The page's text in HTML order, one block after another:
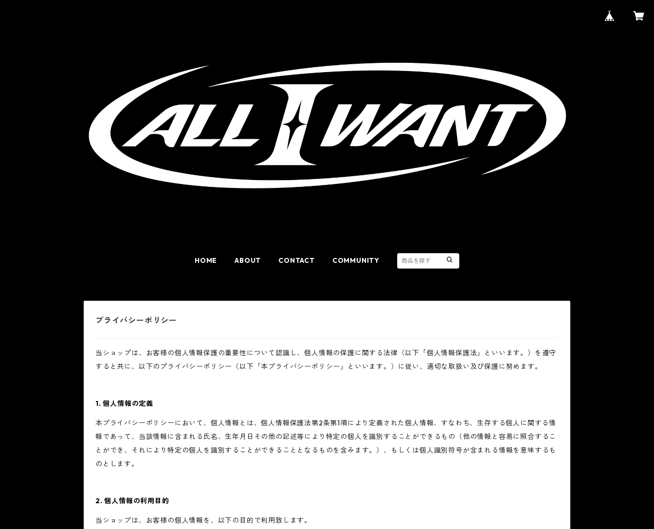
HOME ABOUT CONTACT COMMUNITY
プライバシーポリシー
当ショップは、お客様の個人情報保護の重要性について認識し、個人情報の保護に関する法律（以下「個人情報保護法」といいます。）を遵守
すると共に、以下のプライバシーポリシー（以下「本プライバシーポリシー」といいます。）に従い、適切な取扱い及び保護に努めます。
1. 個人情報の定義
本プライバシーポリシーにおいて、個人情報とは、個人情報保護法第2条第1項により定義された個人情報、すなわち、生存する個人に関する情
報であって、当該情報に含まれる氏名、生年月日その他の記述等により特定の個人を識別することができるもの（他の情報と容易に照合するこ
とができ、それにより特定の個人を識別することができることとなるものを含みます。）、もしくは個人識別符号が含まれる情報を意味するも
のとします。
2. 個人情報の利用目的
当ショップは、お客様の個人情報を、以下の目的で利用致します。